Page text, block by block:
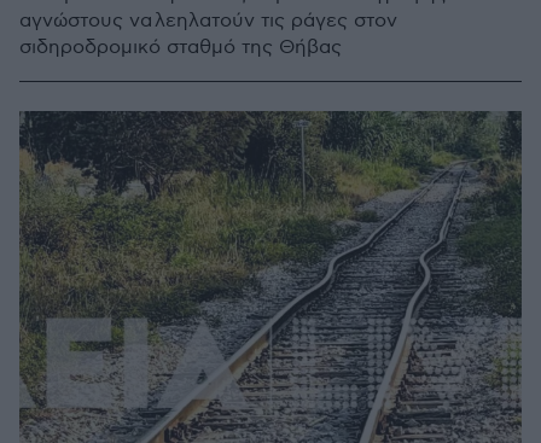
αγνώστους να λεηλατούν τις ράγες στον
σιδηροδρομικό σταθμό της Θήβας